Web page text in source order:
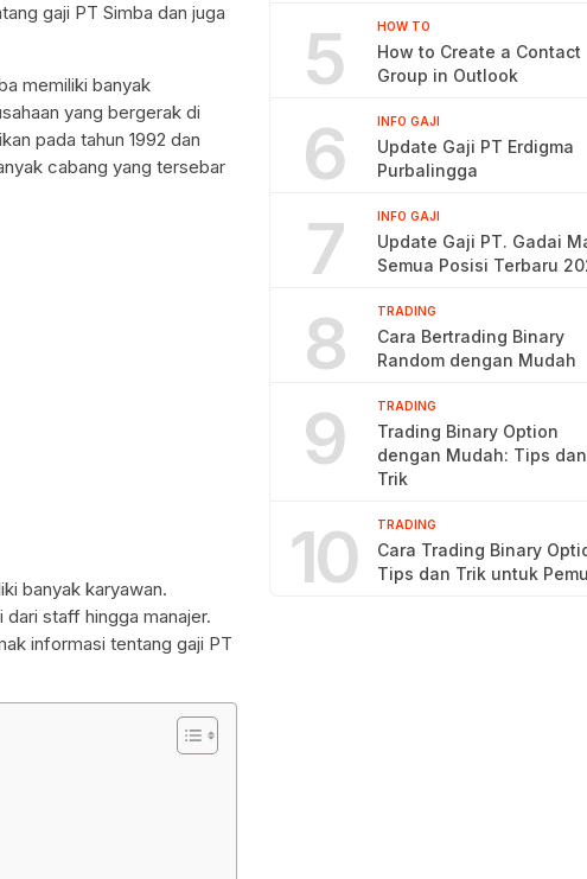
gaji PT Simba dan juga
memiliki banyak
yang bergerak di
pada tahun 1992 dan
cabang yang tersebar
banyak karyawan.
dari staff hingga manajer.
informasi tentang gaji PT
5 HOW TO
How to Create a Contact
Group in Outlook
6 INFO GAJI
Update Gaji PT Erdigma
Purbalingga
7 INFO GAJI
Update Gaji PT. Gadai
Semua Posisi Terbaru
8 TRADING
Cara Bertrading Binary
Random dengan Mudah
9 TRADING
Trading Binary Option
dengan Mudah: Tips dan
Trik
10 TRADING
Cara Trading Binary
Tips dan Trik untuk